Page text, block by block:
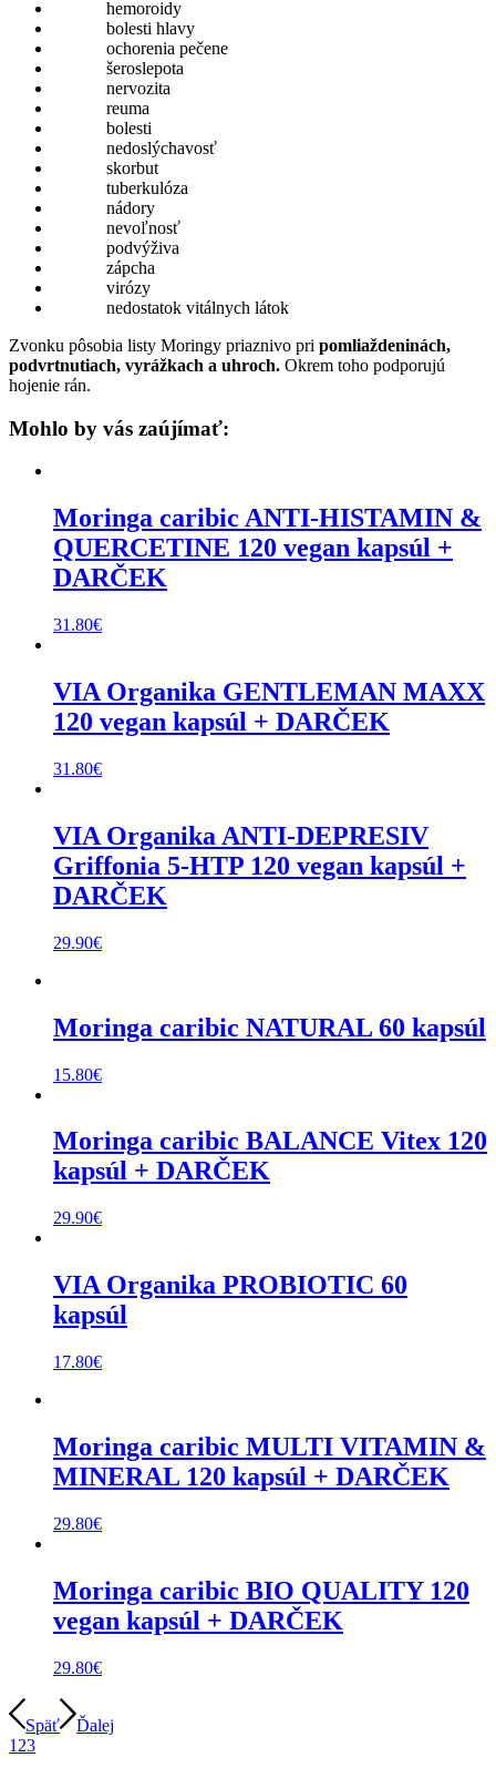
hemoroidy
bolesti hlavy
ochorenia pečene
šeroslepota
nervozita
reuma
bolesti
nedoslýchavosť
skorbut
tuberkulóza
nádory
nevoľnosť
podvýživa
zápcha
virózy
nedostatok vitálnych látok
Zvonku pôsobia listy Moringy priaznivo pri pomliaždeninách,
podvrtnutiach, vyrážkach a uhroch. Okrem toho podporujú
hojenie rán.
Mohlo by vás zaújímať:
Moringa caribic ANTI-HISTAMIN &
QUERCETINE 120 vegan kapsúl +
DARČEK
31.80€
VIA Organika GENTLEMAN MAXX
120 vegan kapsúl + DARČEK
31.80€
VIA Organika ANTI-DEPRESIV
Griffonia 5-HTP 120 vegan kapsúl +
DARČEK
29.90€
Moringa caribic NATURAL 60 kapsúl
15.80€
Moringa caribic BALANCE Vitex 120
kapsúl + DARČEK
29.90€
VIA Organika PROBIOTIC 60
kapsúl
17.80€
Moringa caribic MULTI VITAMIN &
MINERAL 120 kapsúl + DARČEK
29.80€
Moringa caribic BIO QUALITY 120
vegan kapsúl + DARČEK
29.80€
Späť
Ďalej
1 23